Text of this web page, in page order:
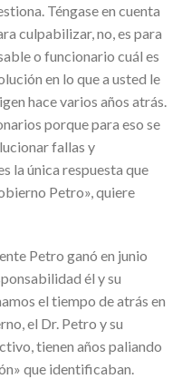
Téngase en cuenta
culpabilizar, no, es para
o funcionario cuál es
en lo que a usted le
hace varios años atrás.
porque para eso se
fallas y
la única respuesta que
Petro», quiere
Petro ganó en junio
él y su
el tiempo de atrás en
el Dr. Petro y su
tienen años paliando
que identificaban.